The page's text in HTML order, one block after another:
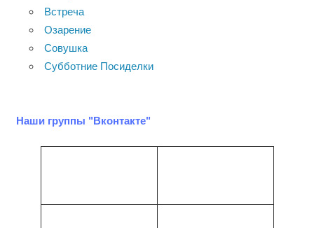
Встреча
Озарение
Совушка
Субботние Посиделки
Наши группы "Вконтакте"